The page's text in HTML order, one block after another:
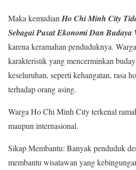
Maka kemudianHo Chi Minh City
Sebagai Pusat Ekonomi Dan Budaya
karena keramahan penduduknya.
karakteristik yang mencerminkan
keseluruhan, seperti kehangatan, rasa
terhadap orang asing.
Warga Ho Chi Minh City terkenal
maupun internasional.
Sikap Membantu: Banyak penduduk
membantu wisatawan yang